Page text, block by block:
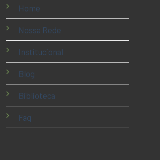
Home
Nossa Rede
Institucional
Blog
Biblioteca
Faq